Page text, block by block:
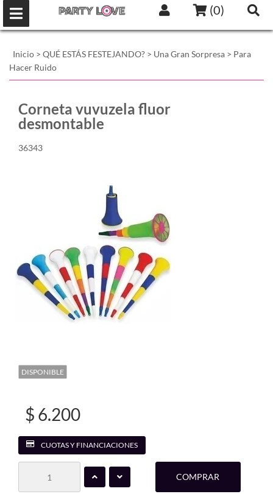
(0)
Inicio > QUÉ ESTÁS FESTEJANDO? > Una Gran Sorpresa > Para
Hacer Ruido
Corneta vuvuzela fluor
desmontable
36343
DISPONIBLE
$ 6.200
CUOTAS Y FINANCIACIONES
COMPRAR